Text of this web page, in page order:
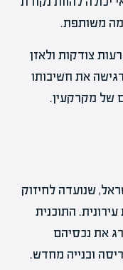
משותפת.
צודקות ולאזן
את חשיבותו
של מקרקעין.
שנועדה לחיזוק
התוכנית
את נכסיהם
ובנייה מחדש.